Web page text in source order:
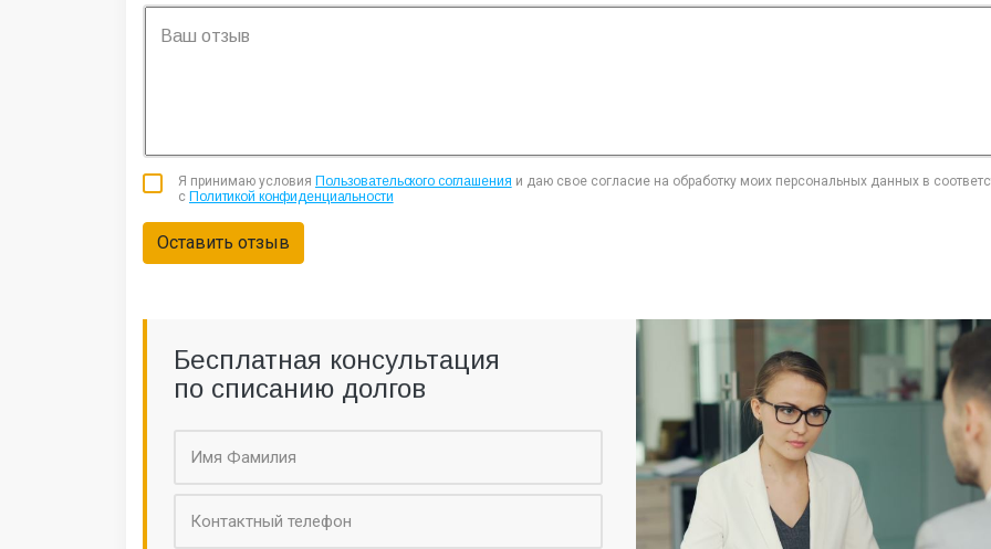
Я принимаю условия Пользовательского соглашения и даю свое согласие на обработку моих персональных данных в
с Политикой конфиденциальности
Оставить отзыв
Бесплатная консультация
по списанию долгов